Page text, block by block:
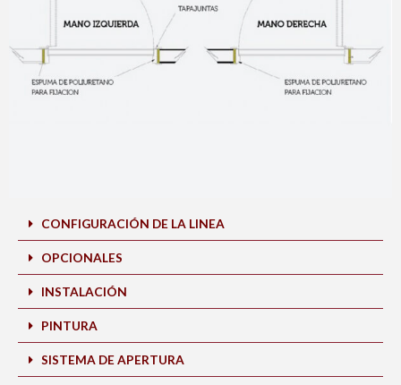
CONFIGURACIÓN DE LA LINEA
OPCIONALES
INSTALACIÓN
PINTURA
SISTEMA DE APERTURA